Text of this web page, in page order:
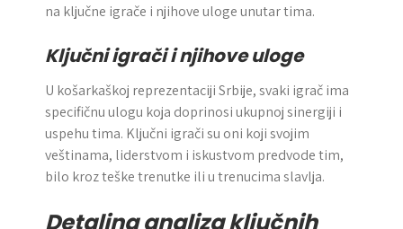
na ključne igrače i njihove uloge unutar tima.
Ključni igrači i njihove uloge
U košarkaškoj reprezentaciji Srbije, svaki igrač ima
specifičnu ulogu koja doprinosi ukupnoj sinergiji i
uspehu tima. Ključni igrači su oni koji svojim
veštinama, liderstvom i iskustvom predvode tim,
bilo kroz teške trenutke ili u trenucima slavlja.
Detaljna analiza ključnih